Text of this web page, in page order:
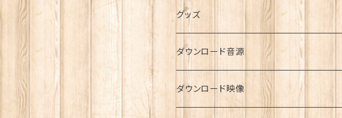
グッズ
ダウンロード音源
ダウンロード映像